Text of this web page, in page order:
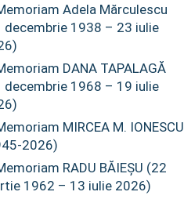
Adela Mărculescu
decembrie 1938 – 23 iulie
DANA TAPALAGĂ
decembrie 1968 – 19 iulie
MIRCEA M. IONESCU
2026)
RADU BĂIEȘU (22
1962 – 13 iulie 2026)